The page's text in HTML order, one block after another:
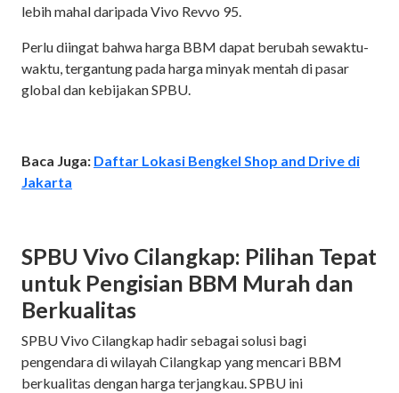
lebih mahal daripada Vivo Revvo 95.
Perlu diingat bahwa harga BBM dapat berubah sewaktu-
waktu, tergantung pada harga minyak mentah di pasar
global dan kebijakan SPBU.
Baca Juga: Daftar Lokasi Bengkel Shop and Drive di
Jakarta
SPBU Vivo Cilangkap: Pilihan Tepat
untuk Pengisian BBM Murah dan
Berkualitas
SPBU Vivo Cilangkap hadir sebagai solusi bagi
pengendara di wilayah Cilangkap yang mencari BBM
berkualitas dengan harga terjangkau. SPBU ini